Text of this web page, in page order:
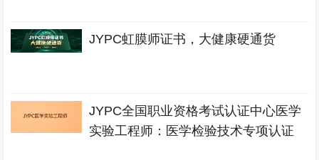
JYPC虹膜师证书，大健康硬通货
JYPC全国职业资格考试认证中心医学
实验工程师：医学检验技术专项认证